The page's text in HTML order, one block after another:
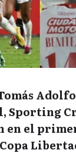
Sporting
en el